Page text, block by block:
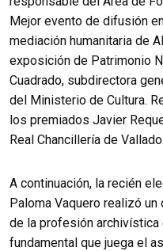
Mejor evento de difusión
mediación humanitaria de
exposición de Patrimonio
Cuadrado, subdirectora
del Ministerio de Cultura.
los premiados Javier
Real Chancillería de
A continuación, la recién
Paloma Vaquero realizó
de la profesión
fundamental que juega el